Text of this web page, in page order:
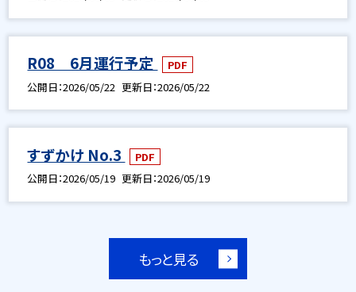
R08 6月運行予定
PDF
公開日 2026/05/22 更新日 2026/05/22
すずかけ No.3
PDF
公開日 2026/05/19 更新日 2026/05/19
もっと見る